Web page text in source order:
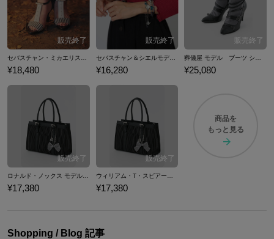
¥18,480
セバスチャン＆シエルモデル 腕時計 黒執事
¥16,280 ¥25,080
¥17,380 ¥17,380
商品を
もっと見る
Shopping / Blog 記事